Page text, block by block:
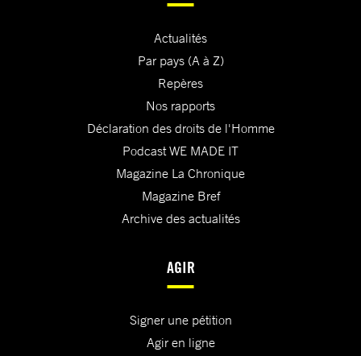
Actualités
Par pays (A à Z)
Repères
Nos rapports
Déclaration des droits de l'Homme
Podcast WE MADE IT
Magazine La Chronique
Magazine Bref
Archive des actualités
AGIR
Signer une pétition
Agir en ligne